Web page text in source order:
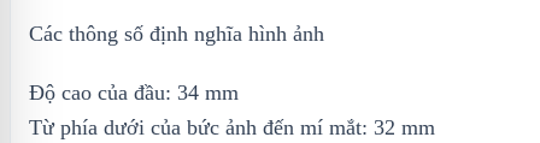
Các thông số định nghĩa hình ảnh
Độ cao của đầu: 34 mm
Từ phía dưới của bức ảnh đến mí mắt: 32 mm